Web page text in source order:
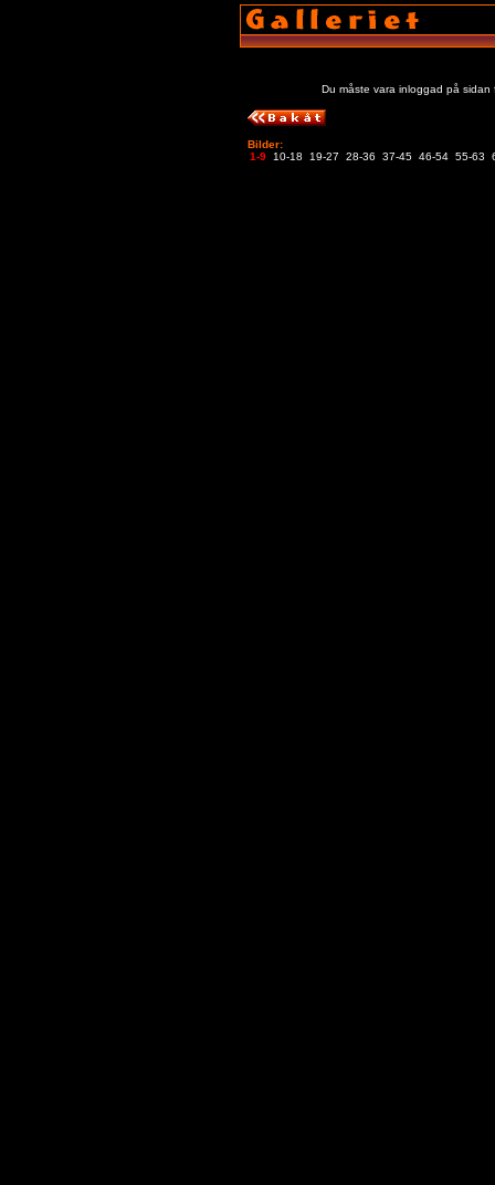
Du måste vara inloggad på
Bilder:
1-9
10-18 19-27 28-36 37-45 46-54 55-63